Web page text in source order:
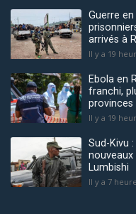
Guerre en
arrivés à
Il y a 19
Ebola en
franchi,
provinces
Il y a 19
Sud-Kivu
Lumbishi
Il y a 7